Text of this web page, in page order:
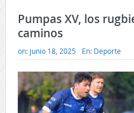
Pumpas XV, los
caminos
on: junio 18, 2025 En: Deporte